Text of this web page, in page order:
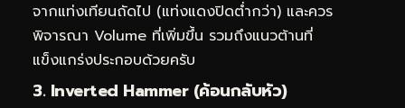
จากแท่งเทียนถัดไป (แท่งแดงปิดต่ำกว่า) และควร
พิจารณา Volume ที่เพิ่มขึ้น รวมถึงแนวต้านที่
แข็งแกร่งประกอบด้วยครับ
3. Inverted Hammer (ค้อนกลับหัว)